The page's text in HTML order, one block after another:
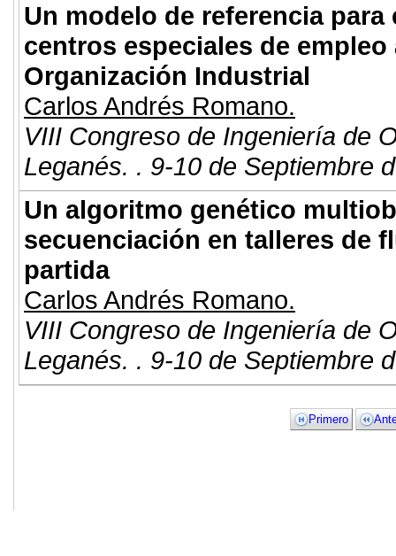
Un modelo de referencia
centros especiales de
Organización Industrial
Carlos Andrés Romano.
VIII Congreso de Ingeniería de
Leganés. . 9-10 de Septiembre
Un algoritmo genético
secuenciación en talleres de
partida
Carlos Andrés Romano.
VIII Congreso de Ingeniería de
Leganés. . 9-10 de Septiembre
Primero